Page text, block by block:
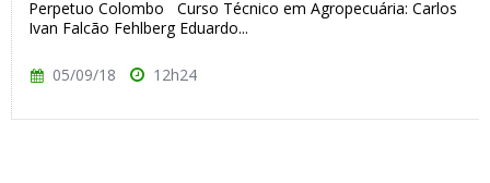
Perpetuo Colombo Curso Técnico em Agropecuária: Carlos
Ivan Falcão Fehlberg Eduardo...
05/09/18 12h24